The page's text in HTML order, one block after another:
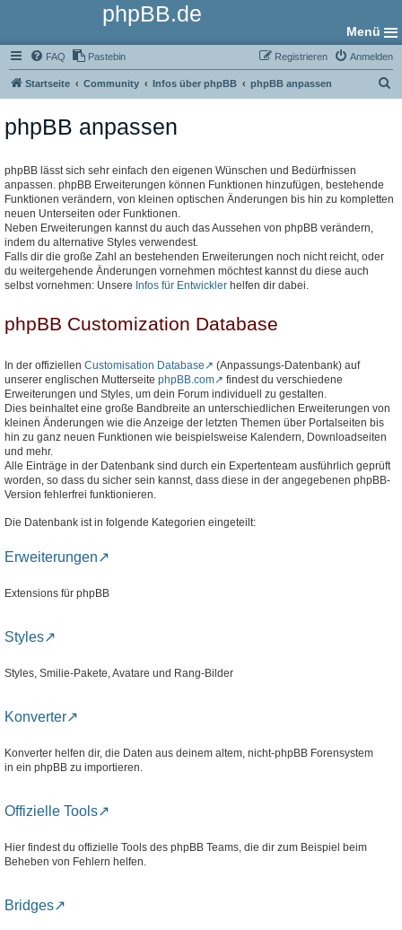
phpBB.de
Menü
FAQ Pastebin Anmelden
Registrieren
Startseite Community Infos über phpBB phpBB anpassen
phpBB anpassen
phpBB lässt sich sehr einfach den eigenen Wünschen und Bedürfnissen
anpassen. phpBB Erweiterungen können Funktionen hinzufügen, bestehende
Funktionen verändern, von kleinen optischen Änderungen bis hin zu kompletten
neuen Unterseiten oder Funktionen.
Neben Erweiterungen kannst du auch das Aussehen von phpBB verändern,
indem du alternative Styles verwendest.
Falls dir die große Zahl an bestehenden Erweiterungen noch nicht reicht, oder
du weitergehende Änderungen vornehmen möchtest kannst du diese auch
selbst vornehmen: Unsere Infos für Entwickler helfen dir dabei.
phpBB Customization Database
In der offiziellen Customisation Database
(Anpassungs-Datenbank) auf
unserer englischen Mutterseite phpBB.com
findest du verschiedene
Erweiterungen und Styles, um dein Forum individuell zu gestalten.
Dies beinhaltet eine große Bandbreite an unterschiedlichen Erweiterungen von
kleinen Änderungen wie die Anzeige der letzten Themen über Portalseiten bis
hin zu ganz neuen Funktionen wie beispielsweise Kalendern, Downloadseiten
und mehr.
Alle Einträge in der Datenbank sind durch ein Expertenteam ausführlich geprüft
worden, so dass du sicher sein kannst, dass diese in der angegebenen phpBB-
Version fehlerfrei funktionieren.
Die Datenbank ist in folgende Kategorien eingeteilt:
Erweiterungen
Extensions für phpBB
Styles
Styles, Smilie-Pakete, Avatare und Rang-Bilder
Konverter
Konverter helfen dir, die Daten aus deinem altem, nicht-phpBB Forensystem
in ein phpBB zu importieren.
Offizielle Tools
Hier findest du offizielle Tools des phpBB Teams, die dir zum Beispiel beim
Beheben von Fehlern helfen.
Bridges